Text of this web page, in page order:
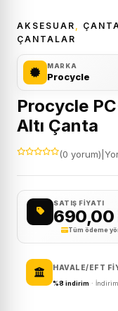
AKSESUAR
ÇANTALAR
MARKA
Procycle
Procycle
Altı Çanta
(0 yorum)
SATIŞ FIYATI
690,00
Tüm ödeme
HAVALE/EFT
%8 indirim ·